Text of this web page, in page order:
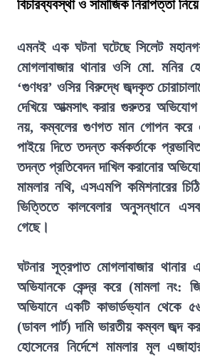
বিচারব্যবস্থা ও সামাজিক নিরাপত্তা
এমনই এক ঘটনা ঘটেছে সিলেট
মোগলাবাজার থানার ওসি মো. মনির
‘গুণধর’ ওসির বিরুদ্ধে জব্দকৃত
দেখিয়ে আত্মসাৎ করার গুরুতর
নয়, কম্বলের গুণগত মান গোপন করে
পাইয়ে দিতে তদন্ত কর্মকর্তাকে
তদন্ত প্রতিবেদন দাখিল করানোর
মামলার নথি, এসএমপি কমিশনারের
ভিত্তিতে কালবেলার অনুসন্ধানে
গেছে।
ঘটনার সূত্রপাত মোগলাবাজার থানার
অভিযানকে কেন্দ্র করে (মামলা
অভিযানে একটি কাভার্ডভ্যান থেকে
(ডাবল পার্ট) দামি ভারতীয় কম্বল জব্দ
হোসেনের নির্দেশে মামলার মূল